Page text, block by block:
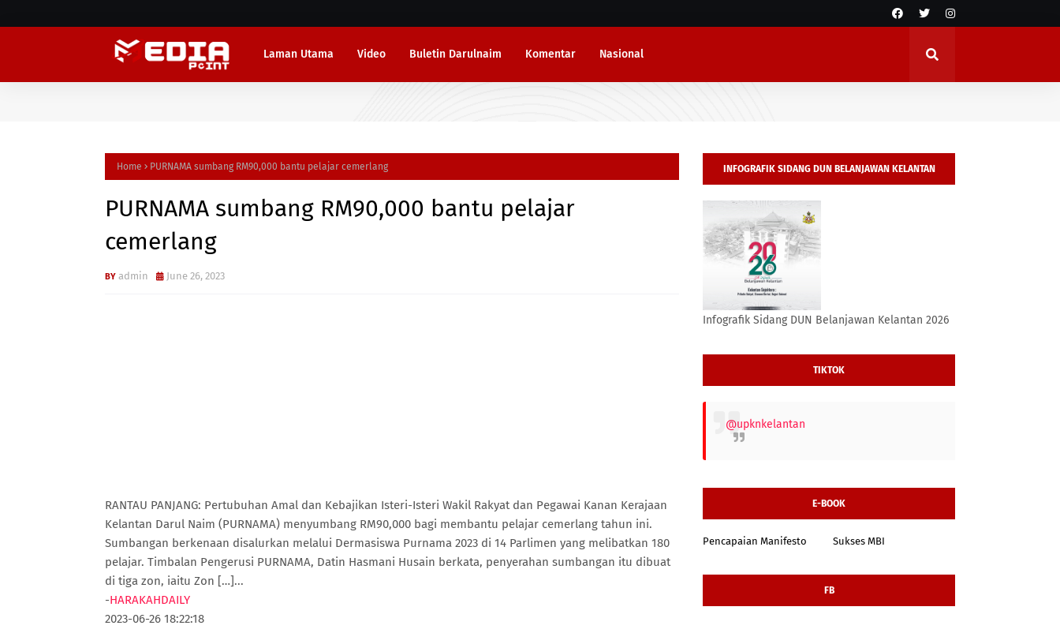
Laman Utama Video Buletin Darulnaim Komentar Nasional
Home PURNAMA sumbang RM90,000 bantu pelajar cemerlang
PURNAMA sumbang RM90,000 bantu pelajar
cemerlang
admin June 26, 2023
RANTAU PANJANG: Pertubuhan Amal dan Kebajikan Isteri-Isteri Wakil Rakyat dan Pegawai Kanan Kerajaan
Kelantan Darul Naim (PURNAMA) menyumbang RM90,000 bagi membantu pelajar cemerlang tahun ini.
Sumbangan berkenaan disalurkan melalui Dermasiswa Purnama 2023 di 14 Parlimen yang melibatkan 180
pelajar. Timbalan Pengerusi PURNAMA, Datin Hasmani Husain berkata, penyerahan sumbangan itu dibuat
di tiga zon, iaitu Zon […]...
-HARAKAHDAILY
2023-06-26 18:22:18
INFOGRAFIK SIDANG DUN BELANJAWAN KELANTAN
2026
Infografik Sidang DUN Belanjawan Kelantan 2026
TIKTOK
@upknkelantan
E-BOOK
Pencapaian Manifesto Sukses MBI
FB